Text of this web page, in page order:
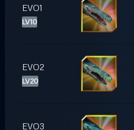
EVO1
LV10
EVO2
LV20
EVO3